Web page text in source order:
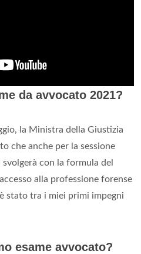
da avvocato 2021?
la Ministra della Giustizia
che anche per la sessione
svolgerà con la formula del
alla professione forense
stato tra i miei primi impegni
esame avvocato?